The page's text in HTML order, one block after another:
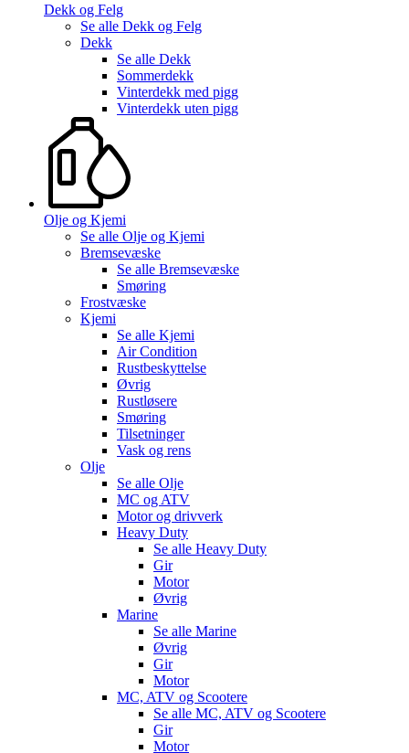
Dekk og Felg
Se alle Dekk og Felg
Dekk
Se alle Dekk
Sommerdekk
Vinterdekk med pigg
Vinterdekk uten pigg
Olje og Kjemi
Se alle Olje og Kjemi
Bremsevæske
Se alle Bremsevæske
Smøring
Frostvæske
Kjemi
Se alle Kjemi
Air Condition
Rustbeskyttelse
Øvrig
Rustløsere
Smøring
Tilsetninger
Vask og rens
Olje
Se alle Olje
MC og ATV
Motor og drivverk
Heavy Duty
Se alle Heavy Duty
Gir
Motor
Øvrig
Marine
Se alle Marine
Øvrig
Gir
Motor
MC, ATV og Scootere
Se alle MC, ATV og Scootere
Gir
Motor